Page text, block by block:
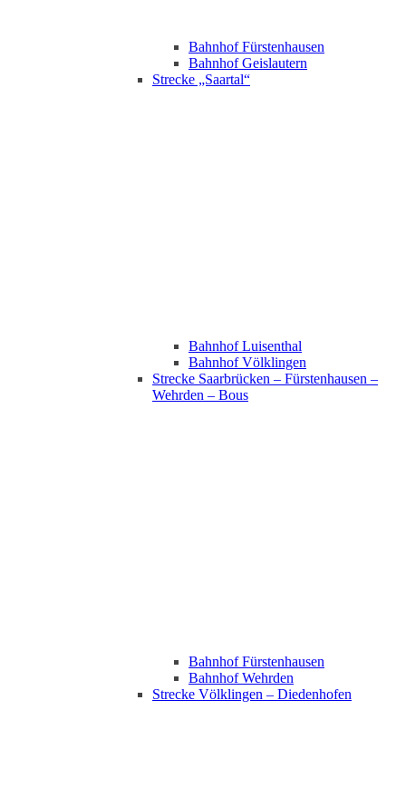
Bahnhof Fürstenhausen
Bahnhof Geislautern
Strecke „Saartal“
Bahnhof Luisenthal
Bahnhof Völklingen
Strecke Saarbrücken – Fürstenhausen –
Wehrden – Bous
Bahnhof Fürstenhausen
Bahnhof Wehrden
Strecke Völklingen – Diedenhofen